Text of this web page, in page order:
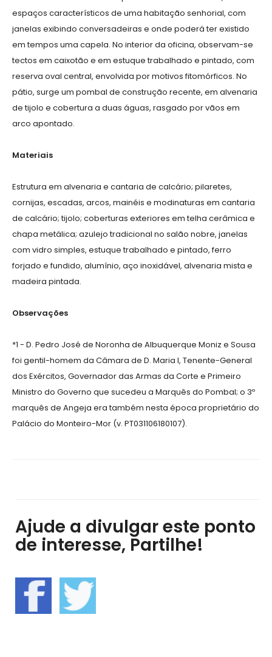
espaços característicos de uma habitação senhorial, com
janelas exibindo conversadeiras e onde poderá ter existido
em tempos uma capela. No interior da oficina, observam-se
tectos em caixotão e em estuque trabalhado e pintado, com
reserva oval central, envolvida por motivos fitomórficos. No
pátio, surge um pombal de construção recente, em alvenaria
de tijolo e cobertura a duas águas, rasgado por vãos em
arco apontado.
Materiais
Estrutura em alvenaria e cantaria de calcário; pilaretes,
cornijas, escadas, arcos, mainéis e modinaturas em cantaria
de calcário; tijolo; coberturas exteriores em telha cerâmica e
chapa metálica; azulejo tradicional no salão nobre, janelas
com vidro simples, estuque trabalhado e pintado, ferro
forjado e fundido, alumínio, aço inoxidável, alvenaria mista e
madeira pintada.
Observações
*1 - D. Pedro José de Noronha de Albuquerque Moniz e Sousa
foi gentil-homem da Câmara de D. Maria I, Tenente-General
dos Exércitos, Governador das Armas da Corte e Primeiro
Ministro do Governo que sucedeu a Marquês do Pombal; o 3º
marquês de Angeja era também nesta época proprietário do
Palácio do Monteiro-Mor (v. PT031106180107).
Ajude a divulgar este ponto
de interesse, Partilhe!